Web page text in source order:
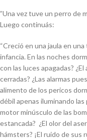
”Una vez tuve un perro de
Luego continuás:
“Creció en una jaula en
infancia. En las noches
con las luces apagadas?
cerradas? ¿Las alarmas
alimento de los pericos
débil apenas iluminando las
motor minúsculo de las
estancada? ¿El olor del
hámsters? ¡El ruido de sus